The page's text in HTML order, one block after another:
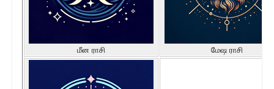
மீன ராசி மேஷ ராசி